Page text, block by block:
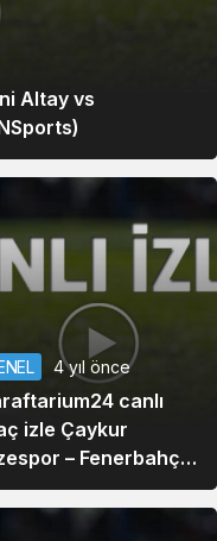
Altay vs
4 yıl önce
canlı
izle Çaykur
– Fenerbahçe
canlı izle